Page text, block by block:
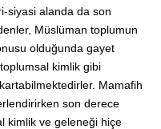
siyasi alanda da son
Müslüman toplumun
olduğunda gayet
kimlik gibi
Mamafih
son derece
kimlik ve geleneği hiçe